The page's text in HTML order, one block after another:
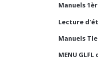
Manuels
Lecture
Manuels Tle
MENU GLFL